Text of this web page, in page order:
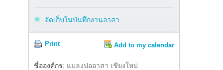
จัดเก็บในบันทึกงานอาสา
Print Add to my calendar
ชื่อองค์กร: แมลงปออาสา เชียงใหม่